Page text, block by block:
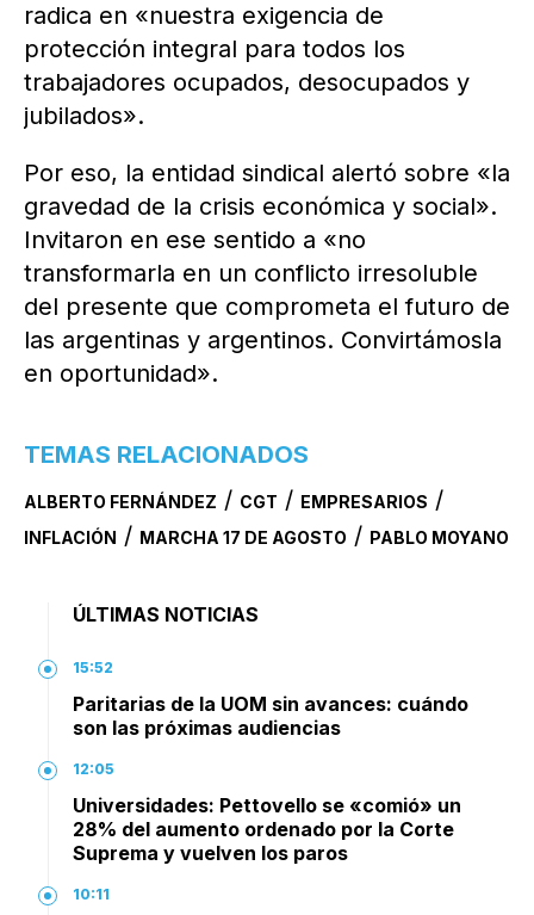
radica en «nuestra exigencia de
protección integral para todos los
trabajadores ocupados, desocupados y
jubilados».
Por eso, la entidad sindical alertó sobre «la
gravedad de la crisis económica y social».
Invitaron en ese sentido a «no
transformarla en un conflicto irresoluble
del presente que comprometa el futuro de
las argentinas y argentinos. Convirtámosla
en oportunidad».
TEMAS RELACIONADOS
ALBERTO FERNÁNDEZ / CGT / EMPRESARIOS /
INFLACIÓN / MARCHA 17 DE AGOSTO / PABLO MOYANO
ÚLTIMAS NOTICIAS
15:52
Paritarias de la UOM sin avances: cuándo
son las próximas audiencias
12:05
Universidades: Pettovello se «comió» un
28% del aumento ordenado por la Corte
Suprema y vuelven los paros
10:11